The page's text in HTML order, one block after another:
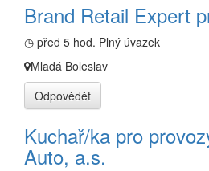
Brand Retail Expert
◷ před 5 hod. Plný úvazek
Mladá Boleslav
Odpovědět
Kuchař/ka pro
Auto, a.s.